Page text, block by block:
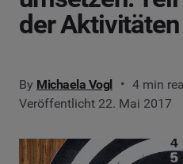
der Aktivitäten
By Michaela Vogl
4 min
Veröffentlicht 22. Mai 2017